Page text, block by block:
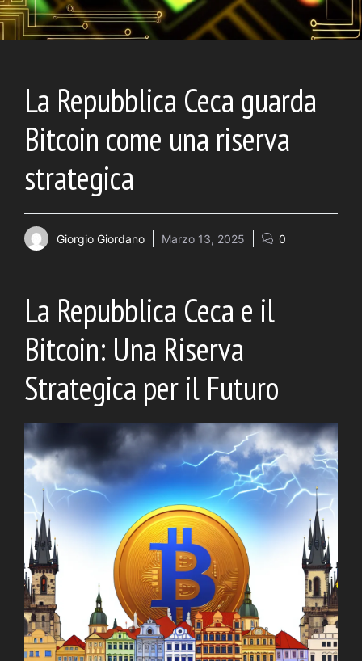
La Repubblica Ceca guarda
Bitcoin come una riserva
strategica
Giorgio Giordano Marzo 13, 2025 0
La Repubblica Ceca e il
Bitcoin: Una Riserva
Strategica per il Futuro